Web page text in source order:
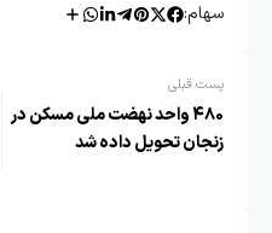
سهام:
پست قبلی
۴۸۰ واحد نهضت ملی مسکن در
زنجان تحویل داده شد